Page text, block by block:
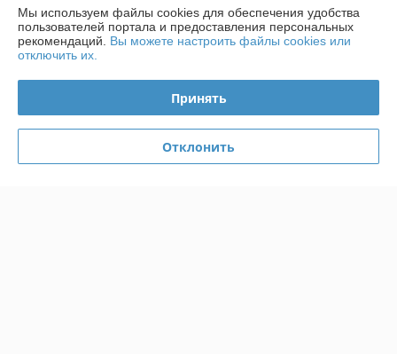
Политика обработки cookies
Сайт создан на платформе Deal.by
Мы используем файлы cookies для обеспечения удобства
пользователей портала и предоставления персональных
рекомендаций. Вы можете настроить файлы cookies или
отключить их.
Принять
Отклонить